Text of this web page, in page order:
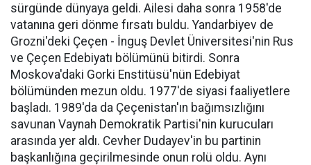
sürgünde dünyaya geldi. Ailesi daha sonra 1958'de
vatanına geri dönme fırsatı buldu. Yandarbiyev de
Grozni'deki Çeçen - İnguş Devlet Üniversitesi'nin Rus
ve Çeçen Edebiyatı bölümünü bitirdi. Sonra
Moskova'daki Gorki Enstitüsü'nün Edebiyat
bölümünden mezun oldu. 1977'de siyasi faaliyetlere
başladı. 1989'da da Çeçenistan'ın bağımsızlığını
savunan Vaynah Demokratik Partisi'nin kurucuları
arasında yer aldı. Cevher Dudayev'in bu partinin
başkanlığına geçirilmesinde onun rolü oldu. Aynı